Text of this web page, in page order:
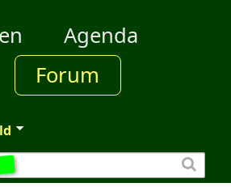
Agenda
Forum